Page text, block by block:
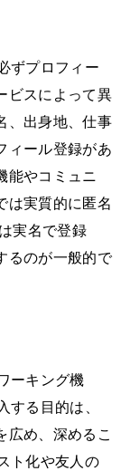
ずプロフィー
ビスによって異
、出身地、仕事
ィール登録があ
能やコミュニ
は実質的に匿名
実名で登録
るのが一般的で
ーキング機
する目的は、
広め、深めるこ
ト化や友人の